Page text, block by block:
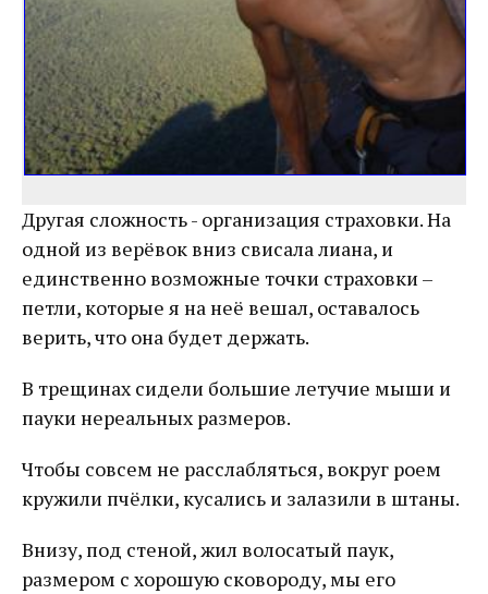
Другая сложность - организация страховки. На
одной из верёвок вниз свисала лиана, и
единственно возможные точки страховки –
петли, которые я на неё вешал, оставалось
верить, что она будет держать.
В трещинах сидели большие летучие мыши и
пауки нереальных размеров.
Чтобы совсем не расслабляться, вокруг роем
кружили пчёлки, кусались и залазили в штаны.
Внизу, под стеной, жил волосатый паук,
размером с хорошую сковороду, мы его